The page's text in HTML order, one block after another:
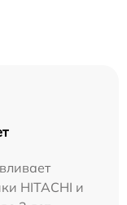
HITACHI и